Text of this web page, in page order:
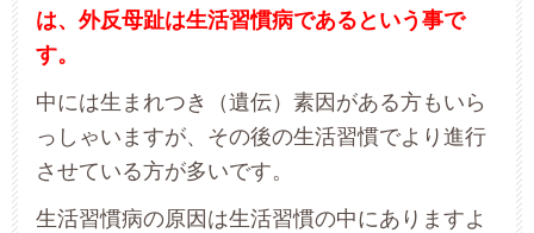
は、外反母趾は生活習慣病であるという事で
す。
中には生まれつき（遺伝）素因がある方もいら
っしゃいますが、その後の生活習慣でより進行
させている方が多いです。
生活習慣病の原因は生活習慣の中にありますよ